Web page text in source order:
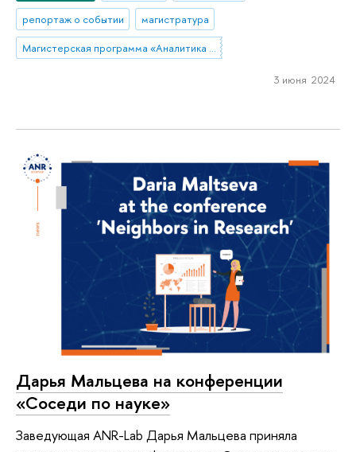
репортаж о событии
магистратура
Магистерская программа «Аналитика данных и прикладная статистика / Data Analytics and Social Statistics»
3 июня 2024
Дарья Мальцева на конференции
«Соседи по науке»
Заведующая ANR-Lab Дарья Мальцева приняла